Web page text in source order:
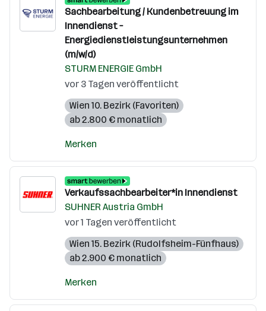
Sachbearbeitung / Kundenbetreuung im
Innendienst –
Energiedienstleistungsunternehmen
(m/w/d)
STURM ENERGIE GmbH
vor 3 Tagen veröffentlicht
Wien 10. Bezirk (Favoriten)
ab 2.800 € monatlich
Merken
Verkaufssachbearbeiter*in Innendienst
SUHNER Austria GmbH
vor 1 Tagen veröffentlicht
Wien 15. Bezirk (Rudolfsheim-Fünfhaus)
ab 2.900 € monatlich
Merken